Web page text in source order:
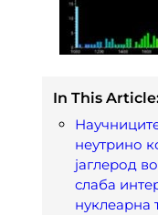
In This
неутрино
јаглерод
слаба
нуклеарна